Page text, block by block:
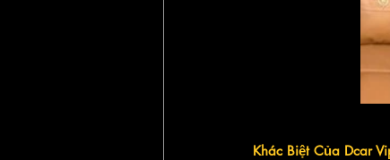
Khác Biệt Của Dcar